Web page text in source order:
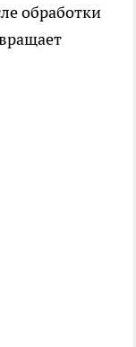
обработки